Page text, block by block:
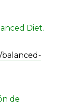
Diet.
de